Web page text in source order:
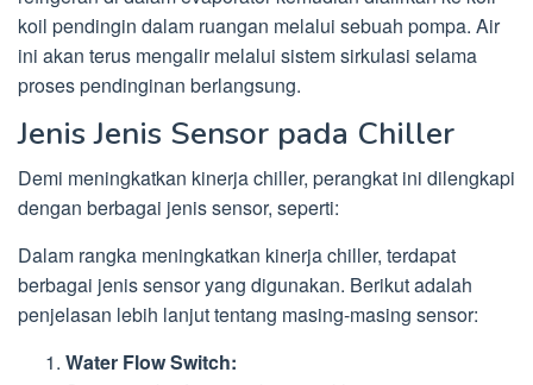
koil pendingin dalam ruangan melalui sebuah pompa. Air
ini akan terus mengalir melalui sistem sirkulasi selama
proses pendinginan berlangsung.
Jenis Jenis Sensor pada Chiller
Demi meningkatkan kinerja chiller, perangkat ini dilengkapi
dengan berbagai jenis sensor, seperti:
Dalam rangka meningkatkan kinerja chiller, terdapat
berbagai jenis sensor yang digunakan. Berikut adalah
penjelasan lebih lanjut tentang masing-masing sensor:
Water Flow Switch: